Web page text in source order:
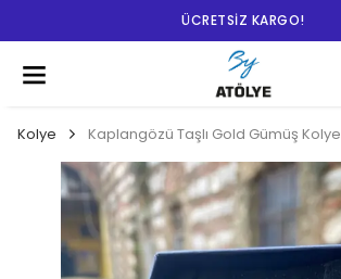
ÜCRETSIZ KARGO!
Kolye Kaplangözü Taşlı Gold Gümüş Kolye